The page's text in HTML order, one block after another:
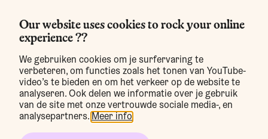
Our website uses cookies to rock your online
experience ??
We gebruiken cookies om je surfervaring te
verbeteren, om functies zoals het tonen van YouTube-
video’s te bieden en om het verkeer op de website te
analyseren. Ook delen we informatie over je gebruik
van de site met onze vertrouwde sociale media-, en
analysepartners. Meer info